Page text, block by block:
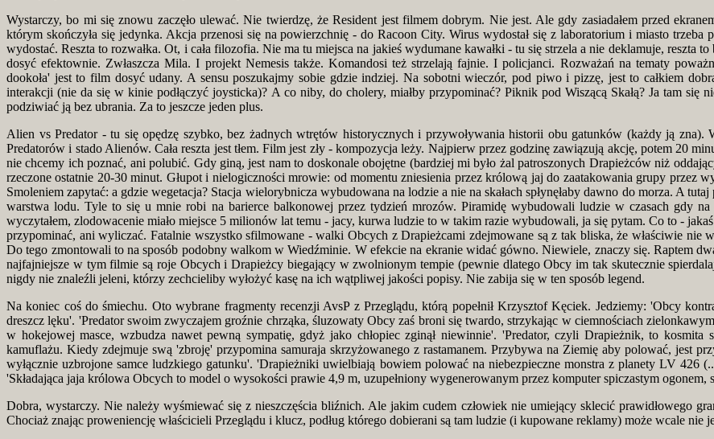
Wystarczy, bo mi się znowu zaczęło ulewać. Nie twierdzę, że Resident jest filmem dobrym. Nie jest. Ale gdy zasiadałem przed
którym skończyła się jedynka. Akcja przenosi się na powierzchnię - do Racoon City. Wirus wydostał się z laboratorium i miasto
wydostać. Reszta to rozwałka. Ot, i cała filozofia. Nie ma tu miejsca na jakieś wydumane kawałki - tu się strzela a nie deklamuje, reszta
dosyć efektownie. Zwłaszcza Mila. I projekt Nemesis także. Komandosi też strzelają fajnie. I policjanci. Rozważań na tematy
dookoła' jest to film dosyć udany. A sensu poszukajmy sobie gdzie indziej. Na sobotni wieczór, pod piwo i pizzę, jest to całkiem
interakcji (nie da się w kinie podłączyć joysticka)? A co niby, do cholery, miałby przypominać? Piknik pod Wiszącą Skałą? Ja tam
podziwiać ją bez ubrania. Za to jeszcze jeden plus.
Alien vs Predator - tu się opędzę szybko, bez żadnych wtrętów historycznych i przywoływania historii obu gatunków (każdy ją
Predatorów i stado Alienów. Cała reszta jest tłem. Film jest zły - kompozycja leży. Najpierw przez godzinę zawiązują akcję, potem 20
nie chcemy ich poznać, ani polubić. Gdy giną, jest nam to doskonale obojętne (bardziej mi było żal patroszonych Drapieżców niż
rzeczone ostatnie 20-30 minut. Głupot i nielogiczności mrowie: od momentu zniesienia przez królową jaj do zaatakowania grupy przez
Smoleniem zapytać: a gdzie wegetacja? Stacja wielorybnicza wybudowana na lodzie a nie na skałach spłynęłaby dawno do morza. A
warstwa lodu. Tyle to się u mnie robi na barierce balkonowej przez tydzień mrozów. Piramidę wybudowali ludzie w czasach gdy
wyczytałem, zlodowacenie miało miejsce 5 milionów lat temu - jacy, kurwa ludzie to w takim razie wybudowali, ja się pytam. Co to -
przypominać, ani wyliczać. Fatalnie wszystko sfilmowane - walki Obcych z Drapieżcami zdejmowane są z tak bliska, że właściwie
Do tego zmontowali to na sposób podobny walkom w Wiedźminie. W efekcie na ekranie widać gówno. Niewiele, znaczy się. Raptem
najfajniejsze w tym filmie są roje Obcych i Drapieżcy biegający w zwolnionym tempie (pewnie dlatego Obcy im tak skutecznie
nigdy nie znaleźli jeleni, którzy zechcieliby wyłożyć kasę na ich wątpliwej jakości popisy. Nie zabija się w ten sposób legend.
Na koniec coś do śmiechu. Oto wybrane fragmenty recenzji AvsP z Przeglądu, którą popełnił Krzysztof Kęciek. Jedziemy: 'Obcy
dreszcz lęku'. 'Predator swoim zwyczajem groźnie chrząka, śluzowaty Obcy zaś broni się twardo, strzykając w ciemnościach
w hokejowej masce, wzbudza nawet pewną sympatię, gdyż jako chłopiec zginął niewinnie'. 'Predator, czyli Drapieżnik, to
kamuflażu. Kiedy zdejmuje swą 'zbroję' przypomina samuraja skrzyżowanego z rastamanem. Przybywa na Ziemię aby polować, jest
wyłącznie uzbrojone samce ludzkiego gatunku'. 'Drapieżniki uwielbiają bowiem polować na niebezpieczne monstra z planety LV 426
'Składająca jaja królowa Obcych to model o wysokości prawie 4,9 m, uzupełniony wygenerowanym przez komputer spiczastym
Dobra, wystarczy. Nie należy wyśmiewać się z nieszczęścia bliźnich. Ale jakim cudem człowiek nie umiejący sklecić prawidłowego
Chociaż znając proweniencję właścicieli Przeglądu i klucz, podług którego dobierani są tam ludzie (i kupowane reklamy) może wcale nie